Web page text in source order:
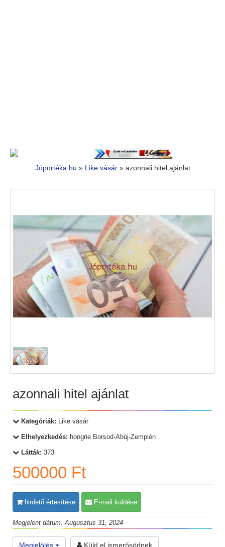
Jóportéka.hu » Like vásár » azonnali hitel ajánlat
azonnali hitel ajánlat
Kategóriák: Like vásár
Elhelyezkedés: hongrie Borsod-Abúj-Zemplén
Látták: 373
500000 Ft
hirdető értesítése E-mail küldése
Megjelent dátum: Augusztus 31, 2024
Megjelölés Küld el ismerősödnek